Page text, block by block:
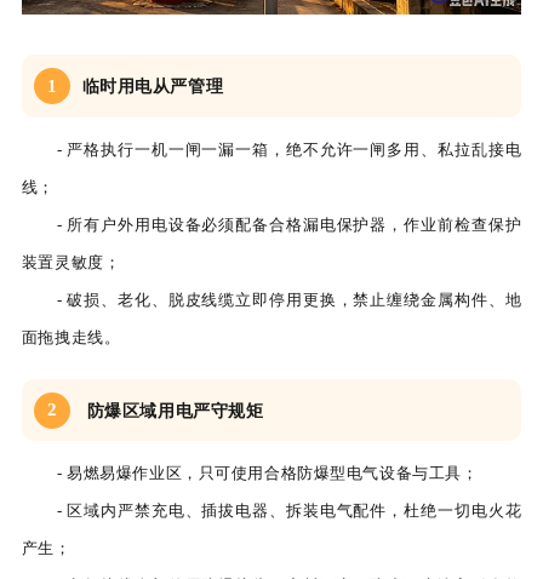
1 临时用电从严管理
- 严格执行一机一闸一漏一箱，绝不允许一闸多用、私拉乱接电
线；
- 所有户外用电设备必须配备合格漏电保护器，作业前检查保护
装置灵敏度；
- 破损、老化、脱皮线缆立即停用更换，禁止缠绕金属构件、地
面拖拽走线。
2 防爆区域用电严守规矩
- 易燃易爆作业区，只可使用合格防爆型电气设备与工具；
- 区域内严禁充电、插拔电器、拆装电气配件，杜绝一切电火花
产生；